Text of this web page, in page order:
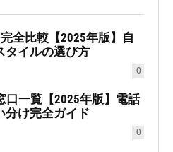
全比較【2025年版】自
タイルの選び方
0
口一覧【2025年版】電話
分け完全ガイド
0